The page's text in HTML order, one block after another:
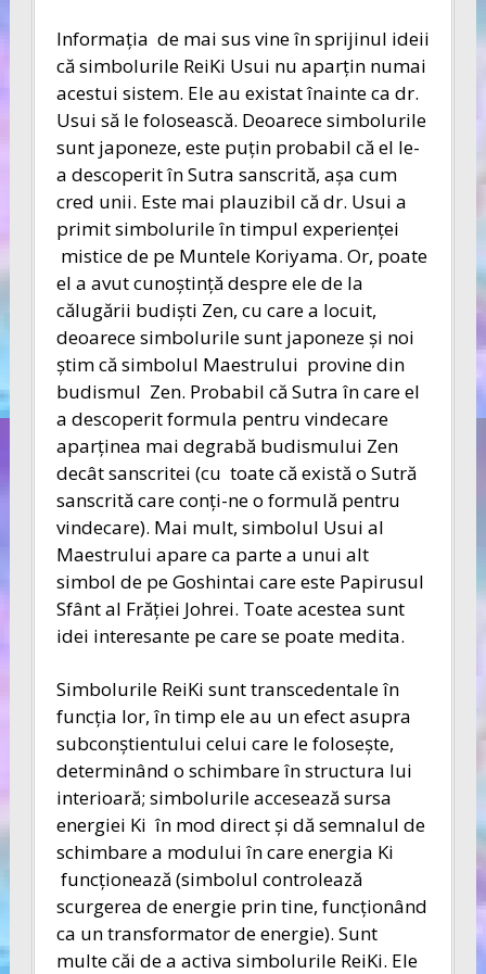
Informaţia de mai sus vine în sprijinul ideii
că simbolurile ReiKi Usui nu aparţin numai
acestui sistem. Ele au existat înainte ca dr.
Usui să le folosească. Deoarece simbolurile
sunt japoneze, este puţin probabil că el le-
a descoperit în Sutra sanscrită, aşa cum
cred unii. Este mai plauzibil că dr. Usui a
primit simbolurile în timpul experienţei
mistice de pe Muntele Koriyama. Or, poate
el a avut cunoştinţă despre ele de la
călugării budişti Zen, cu care a locuit,
deoarece simbolurile sunt japoneze şi noi
ştim că simbolul Maestrului provine din
budismul Zen. Probabil că Sutra în care el
a descoperit formula pentru vindecare
aparţinea mai degrabă budismului Zen
decât sanscritei (cu toate că există o Sutră
sanscrită care conţi-ne o formulă pentru
vindecare). Mai mult, simbolul Usui al
Maestrului apare ca parte a unui alt
simbol de pe Goshintai care este Papirusul
Sfânt al Frăţiei Johrei. Toate acestea sunt
idei interesante pe care se poate medita.
Simbolurile ReiKi sunt transcedentale în
funcţia lor, în timp ele au un efect asupra
subconştientului celui care le foloseşte,
determinând o schimbare în structura lui
interioară; simbolurile accesează sursa
energiei Ki în mod direct şi dă semnalul de
schimbare a modului în care energia Ki
funcţionează (simbolul controlează
scurgerea de energie prin tine, funcţionând
ca un transformator de energie). Sunt
multe căi de a activa simbolurile ReiKi. Ele